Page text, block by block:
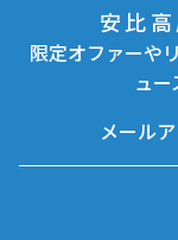
安比
限定オファーや
ュ